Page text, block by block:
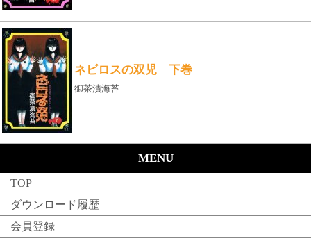
ネビロスの双児 下巻
御茶漬海苔
MENU
TOP
ダウンロード履歴
会員登録